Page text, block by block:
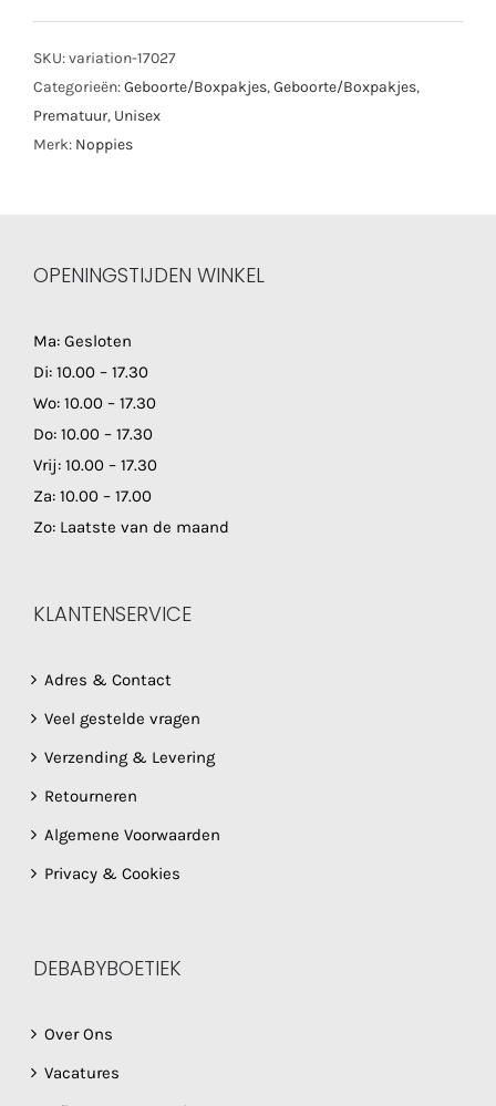
SKU:variation-17027
Categorieën:Geboorte/Boxpakjes,Geboorte/Boxpakjes,
Prematuur, Unisex
Merk: Noppies
OPENINGSTIJDEN WINKEL
Ma: Gesloten
Di: 10.00 – 17.30
Wo: 10.00 – 17.30
Do: 10.00 – 17.30
Vrij: 10.00 – 17.30
Za: 10.00 – 17.00
Zo: Laatste van de maand
KLANTENSERVICE
Adres & Contact
Veel gestelde vragen
Verzending & Levering
Retourneren
Algemene Voorwaarden
Privacy & Cookies
DEBABYBOETIEK
Over Ons
Vacatures